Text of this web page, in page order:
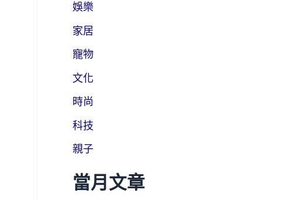
娛樂
家居
寵物
文化
時尚
科技
親子
當月文章